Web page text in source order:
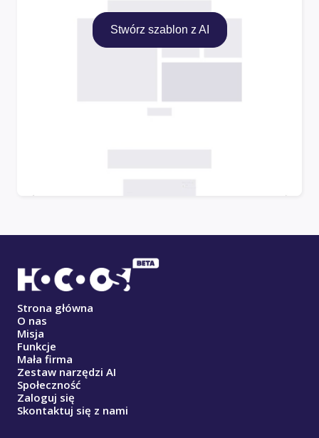
Stwórz szablon z AI
Strona główna
O nas
Misja
Funkcje
Mała firma
Zestaw narzędzi AI
Społeczność
Zaloguj się
Skontaktuj się z nami